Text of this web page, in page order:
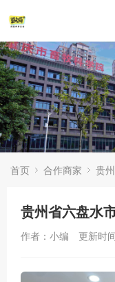
首页 合作商家 贵州
贵州省六盘水
作者：小编 更新时